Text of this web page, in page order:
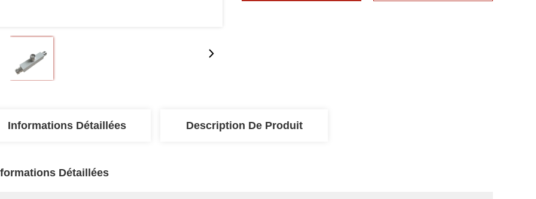
Informations Détaillées Description De Produit
Détaillées